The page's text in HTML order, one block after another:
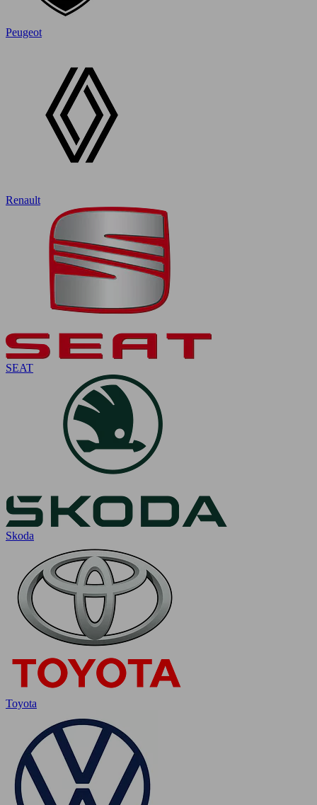
Peugeot
Renault
SEAT
Skoda
Toyota